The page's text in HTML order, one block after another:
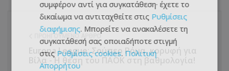
ΠΡΟΗΓΟΎΜΕΝΟ ΆΡΘΡΟ
Europa League: Σούπερ Ρόμα, κορυφή για
Βίλα - Η θέση του ΠΑΟΚ στη βαθμολογία!
συμφέρον αντί για συγκατάθεση· έχετε το
δικαίωμα να αντιταχθείτε στις Ρυθμίσεις
διαφήμισης. Μπορείτε να ανακαλέσετε τη
συγκατάθεσή σας οποιαδήποτε στιγμή
στις Ρυθμίσεις cookies. Πολιτική
Απορρήτου